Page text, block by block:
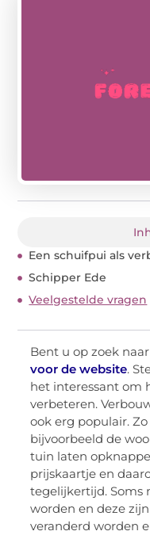
Een schuifpui als
Schipper Ede
Veelgestelde vragen
Bent u op zoek
voor de website.
het interessant om
verbeteren.
ook erg populair.
bijvoorbeeld de
tuin laten
prijskaartje en
tegelijkertijd. Soms
worden en deze
veranderd worden